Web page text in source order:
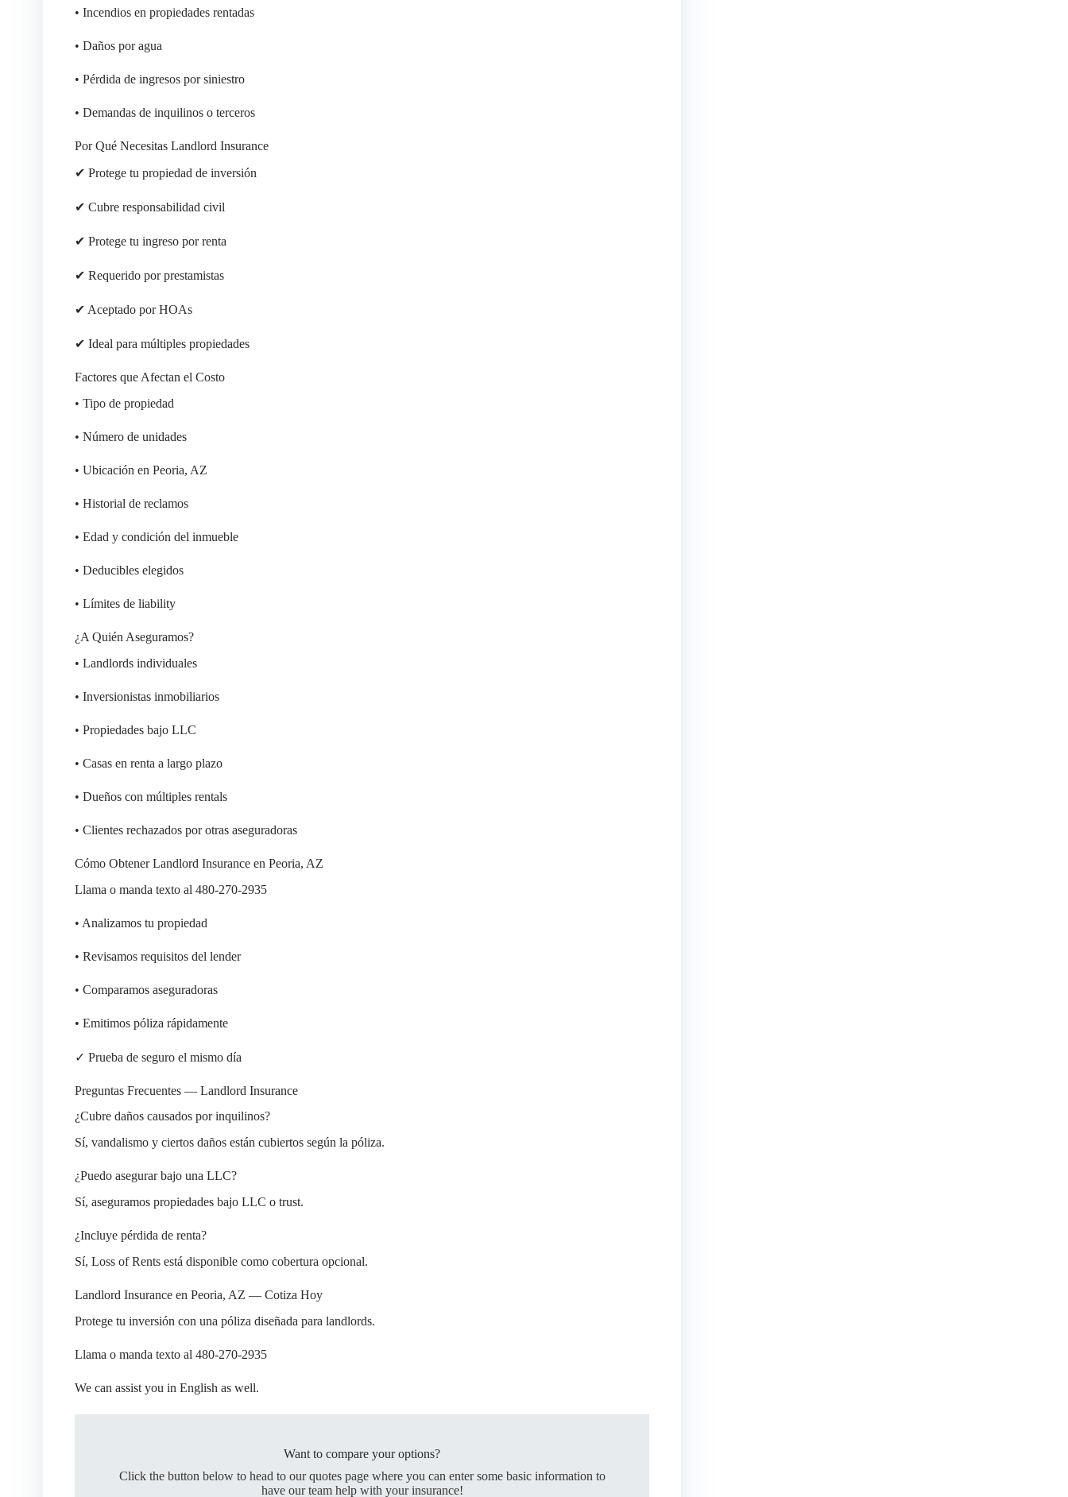
• Incendios en propiedades rentadas
• Daños por agua
• Pérdida de ingresos por siniestro
• Demandas de inquilinos o terceros
Por Qué Necesitas Landlord Insurance
✔ Protege tu propiedad de inversión
✔ Cubre responsabilidad civil
✔ Protege tu ingreso por renta
✔ Requerido por prestamistas
✔ Aceptado por HOAs
✔ Ideal para múltiples propiedades
Factores que Afectan el Costo
• Tipo de propiedad
• Número de unidades
• Ubicación en Peoria, AZ
• Historial de reclamos
• Edad y condición del inmueble
• Deducibles elegidos
• Límites de liability
¿A Quién Aseguramos?
• Landlords individuales
• Inversionistas inmobiliarios
• Propiedades bajo LLC
• Casas en renta a largo plazo
• Dueños con múltiples rentals
• Clientes rechazados por otras aseguradoras
Cómo Obtener Landlord Insurance en Peoria, AZ
Llama o manda texto al 480-270-2935
• Analizamos tu propiedad
• Revisamos requisitos del lender
• Comparamos aseguradoras
• Emitimos póliza rápidamente
✓ Prueba de seguro el mismo día
Preguntas Frecuentes — Landlord Insurance
¿Cubre daños causados por inquilinos?
Sí, vandalismo y ciertos daños están cubiertos según la póliza.
¿Puedo asegurar bajo una LLC?
Sí, aseguramos propiedades bajo LLC o trust.
¿Incluye pérdida de renta?
Sí, Loss of Rents está disponible como cobertura opcional.
Landlord Insurance en Peoria, AZ — Cotiza Hoy
Protege tu inversión con una póliza diseñada para landlords.
Llama o manda texto al 480-270-2935
We can assist you in English as well.
Want to compare your options?
Click the button below to head to our quotes page where you can enter some basic information to
have our team help with your insurance!